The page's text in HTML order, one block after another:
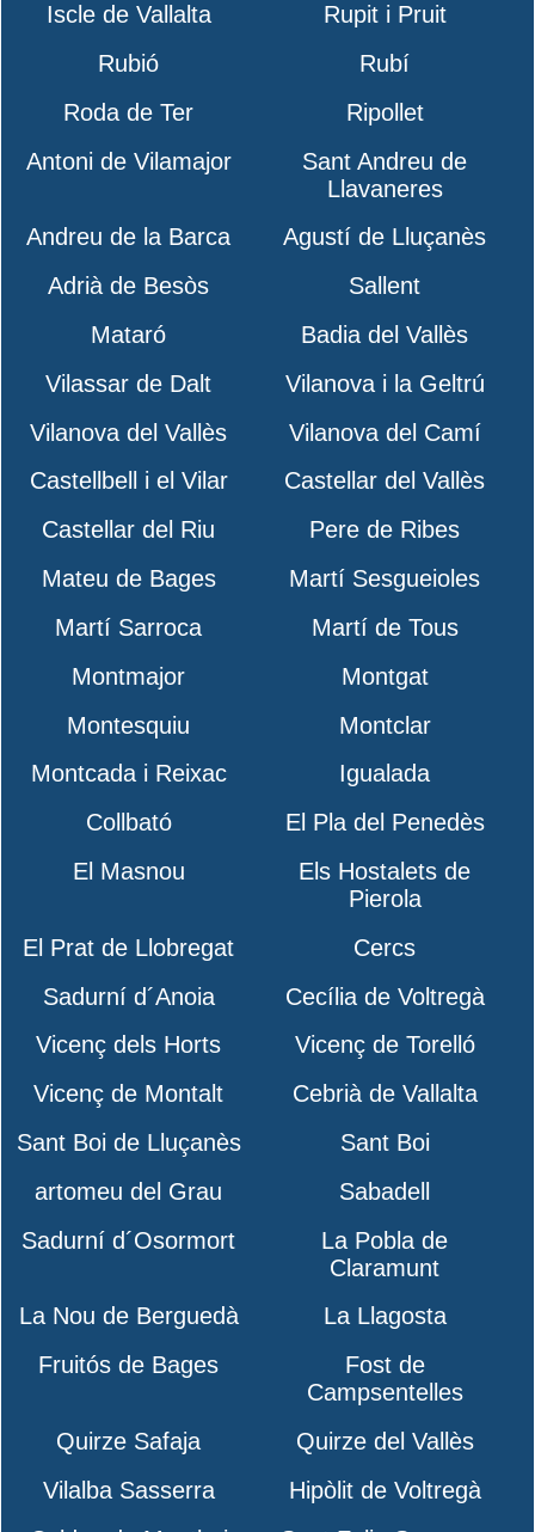
Iscle de Vallalta
Rupit i Pruit
Rubió
Rubí
Roda de Ter
Ripollet
Antoni de Vilamajor
Sant Andreu de
Llavaneres
Andreu de la Barca
Agustí de Lluçanès
Adrià de Besòs
Sallent
Mataró
Badia del Vallès
Vilassar de Dalt
Vilanova i la Geltrú
Vilanova del Vallès
Vilanova del Camí
Castellbell i el Vilar
Castellar del Vallès
Castellar del Riu
Pere de Ribes
Mateu de Bages
Martí Sesgueioles
Martí Sarroca
Martí de Tous
Montmajor
Montgat
Montesquiu
Montclar
Montcada i Reixac
Igualada
Collbató
El Pla del Penedès
El Masnou
Els Hostalets de
Pierola
El Prat de Llobregat
Cercs
Sadurní d´Anoia
Cecília de Voltregà
Vicenç dels Horts
Vicenç de Torelló
Vicenç de Montalt
Cebrià de Vallalta
Sant Boi de Lluçanès
Sant Boi
artomeu del Grau
Sabadell
Sadurní d´Osormort
La Pobla de
Claramunt
La Nou de Berguedà
La Llagosta
Fruitós de Bages
Fost de
Campsentelles
Quirze Safaja
Quirze del Vallès
Vilalba Sasserra
Hipòlit de Voltregà